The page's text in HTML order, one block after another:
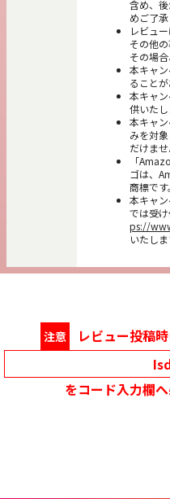
含め、
めご了承
レビュ
その他
その場
本キャ
ることが
本キャ
供いたし
本キャ
みを対
だけませ
「
ゴは、
商標です。
本キャ
では受
ps://
いたしま
注意
レビュー投稿
をコード入力欄